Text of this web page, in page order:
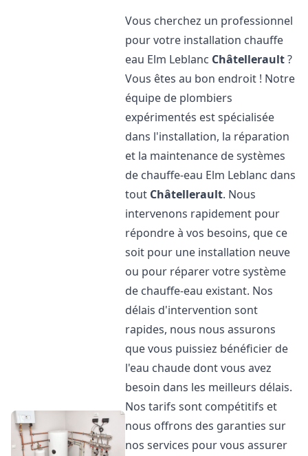
Vous cherchez un professionnel
pour votre installation chauffe
eau Elm Leblanc Châtellerault?
Vous êtes au bon endroit ! Notre
équipe de plombiers
expérimentés est spécialisée
dans l'installation, la réparation
et la maintenance de systèmes
de chauffe-eau Elm Leblanc dans
tout Châtellerault. Nous
intervenons rapidement pour
répondre à vos besoins, que ce
soit pour une installation neuve
ou pour réparer votre système
de chauffe-eau existant. Nos
délais d'intervention sont
rapides, nous nous assurons
que vous puissiez bénéficier de
l'eau chaude dont vous avez
besoin dans les meilleurs délais.
Nos tarifs sont compétitifs et
nous offrons des garanties sur
nos services pour vous assurer